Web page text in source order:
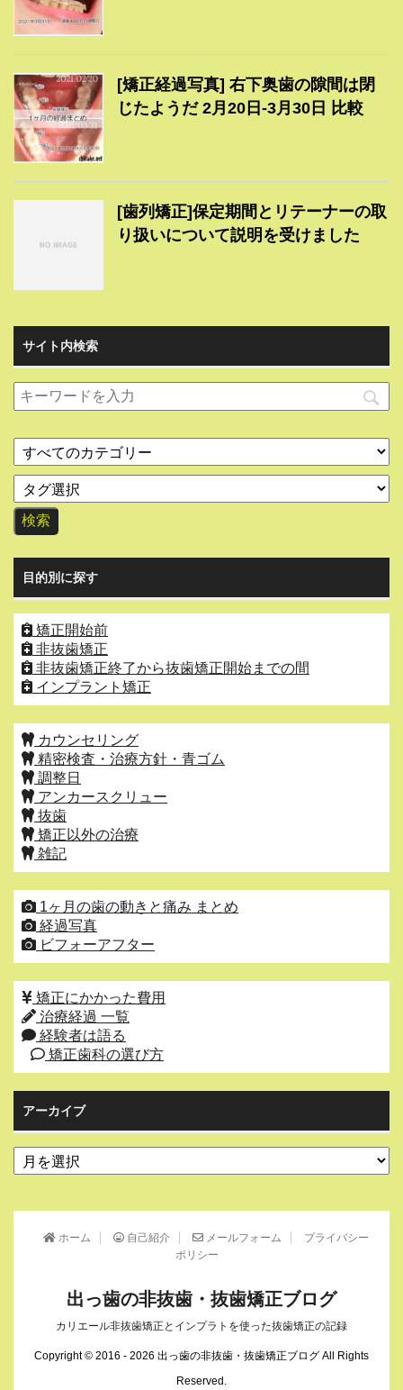
[矯正経過写真] 右下奥歯の隙間は閉
じたようだ 2月20日-3月30日 比較
[歯列矯正]保定期間とリテーナーの取
り扱いについて説明を受けました
サイト内検索
目的別に探す
矯正開始前
非抜歯矯正
非抜歯矯正終了から抜歯矯正開始までの間
インプラント矯正
カウンセリング
精密検査・治療方針・青ゴム
調整日
アンカースクリュー
抜歯
矯正以外の治療
雑記
1ヶ月の歯の動きと痛み まとめ
経過写真
ビフォーアフター
矯正にかかった費用
治療経過 一覧
経験者は語る
矯正歯科の選び方
アーカイブ
ア
ー
イ
ホーム 自己紹介 メールフォーム
プライバシー
ポリシー
出っ歯の非抜歯・抜歯矯正ブログ
カリエール非抜歯矯正とインプラトを使った抜歯矯正の記録
Copyright © 2016 - 2026 出っ歯の非抜歯・抜歯矯正ブログ All Rights
Reserved.